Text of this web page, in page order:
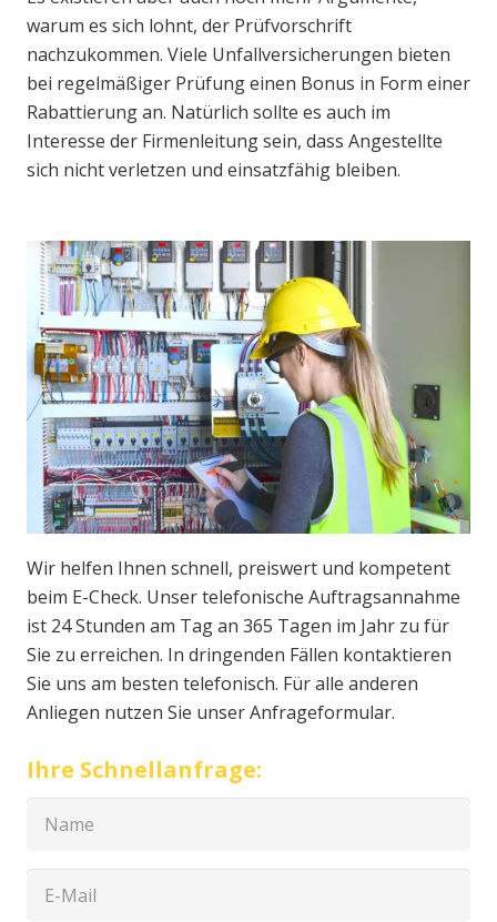
warum es sich lohnt, der Prüfvorschrift
nachzukommen. Viele Unfallversicherungen bieten
bei regelmäßiger Prüfung einen Bonus in Form einer
Rabattierung an. Natürlich sollte es auch im
Interesse der Firmenleitung sein, dass Angestellte
sich nicht verletzen und einsatzfähig bleiben.
Wir helfen Ihnen schnell, preiswert und kompetent
beim E-Check. Unser telefonische Auftragsannahme
ist 24 Stunden am Tag an 365 Tagen im Jahr zu für
Sie zu erreichen. In dringenden Fällen kontaktieren
Sie uns am besten telefonisch. Für alle anderen
Anliegen nutzen Sie unser Anfrageformular.
Ihre Schnellanfrage: